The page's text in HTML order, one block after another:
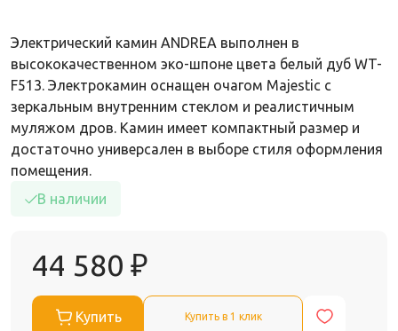
Электрический камин ANDREA выполнен в
высококачественном эко-шпоне цвета белый дуб WT-
F513. Электрокамин оснащен очагом Majestic с
зеркальным внутренним стеклом и реалистичным
муляжом дров. Камин имеет компактный размер и
достаточно универсален в выборе стиля оформления
помещения.
В наличии
44 580 ₽
Купить Купить в 1 клик